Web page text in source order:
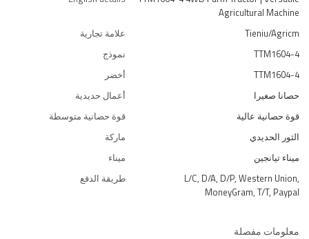
Agricultural Machine
علامة تجارية
Tieniu/Agricm
نموذج
TTM1604-4
أخضر
TTM1604-4
أعمال حديدية
حصانا صغيرا
قوة حصانية متوسطة
قوة حصانية عالية
ماركة
الثور الحديدي
ميناء
ميناء تيانجين
طريقة الدفع
L/C, D/A, D/P, Western Union,
MoneyGram, T/T, Paypal
معلومات مفصلة